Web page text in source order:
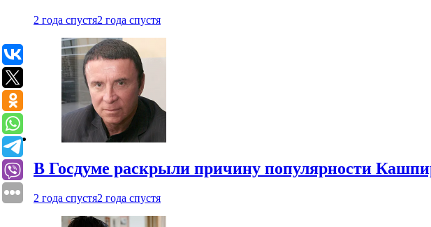
2 года спустя2 года спустя
В Госдуме раскрыли причину популярности
2 года спустя2 года спустя